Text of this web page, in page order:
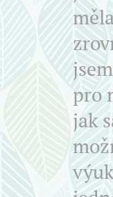
pro
jak